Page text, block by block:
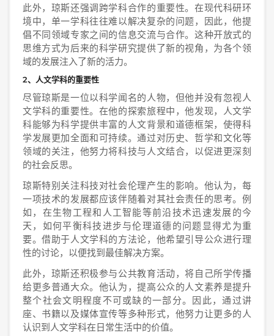
此外，琼斯还强调跨学科合作的重要性。在现代科研环
境中，单一学科往往难以解决复杂的问题，因此，他提
倡不同领域专家之间的信息交流与合作。这种开放式的
思维方式为后来的科学研究提供了新的视角，为各个领
域的发展注入了新的活力。
2、人文学科的重要性
尽管琼斯是一位以科学闻名的人物，但他并没有忽视人
文学科的重要性。在他的探索旅程中，他发现，人文学
科能够为科学提供丰富的人文背景和道德框架，使得科
学发展更加全面和可持续。通过对历史、哲学和文化等
领域的关注，他努力将科技与人文结合，以促进更深刻
的社会反思。
琼斯特别关注科技对社会伦理产生的影响。他认为，每
一项技术的发展都应该伴随着对其社会责任的思考。例
如，在生物工程和人工智能等前沿技术迅速发展的今
天，如何平衡科技进步与伦理道德的问题显得尤为重
要。借助于人文学科的方法论，他希望引导公众进行理
性的讨论，以便找到最佳解决方案。
此外，琼斯还积极参与公共教育活动，将自己所学传播
给更多普通大众。他认为，提高公众的人文素养是提升
整个社会文明程度不可或缺的一部分。因此，通过讲
座、书籍以及媒体宣传等多种形式，他努力让更多的人
认识到人文学科在日常生活中的价值。